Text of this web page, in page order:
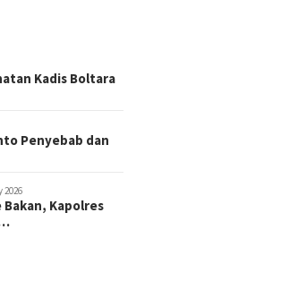
Kadis Boltara
Penyebab dan
2026
Kapolres